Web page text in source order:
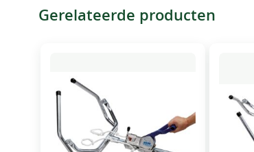
Gerelateerde producten